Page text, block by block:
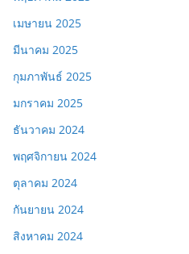
เมษายน 2025
มีนาคม 2025
กุมภาพันธ์ 2025
มกราคม 2025
ธันวาคม 2024
พฤศจิกายน 2024
ตุลาคม 2024
กันยายน 2024
สิงหาคม 2024